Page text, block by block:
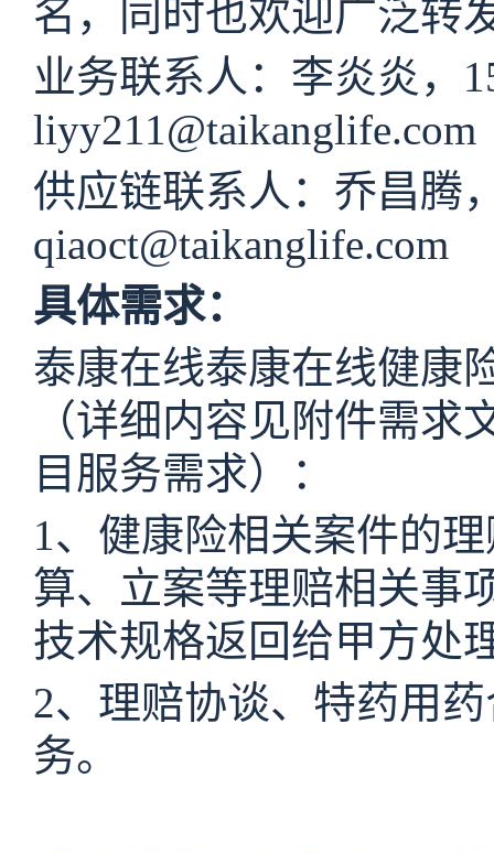
名，同时也欢迎广泛转
业务联系人： 李炎炎 ，
liyy211@taikanglife.com
供应链联系人：乔昌腾
qiaoct@taikanglife.com
具体需求：
泰康在线泰康在线健康
（详细内容见附件需求
目服务需求）：
1、健康险相关案件的
算、立案等理赔相关事
技术规格返回给甲方处
2、理赔协谈、特药用
务。